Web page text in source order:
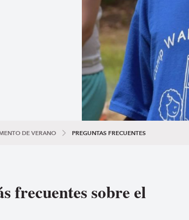
DE VERANO PREGUNTAS FRECUENTES
frecuentes sobre el